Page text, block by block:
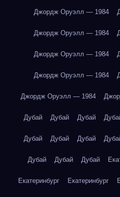
Джордж Оруэлл — 1984
Джордж Оруэлл — 1984
Джордж Оруэлл — 1984
Джордж Оруэлл — 1984
Джордж Оруэлл — 1984
Дубай Дубай Дубай
Дубай Дубай Дубай
Дубай Дубай Дубай
Екатеринбург Екатеринбург